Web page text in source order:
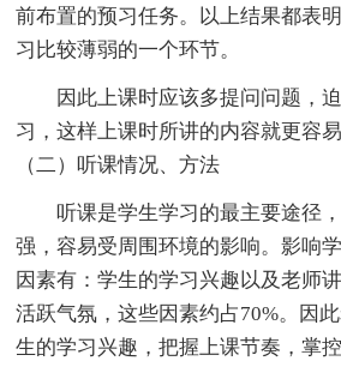
前布置的预习任务。以上结果都表
习比较薄弱的一个环节。
因此上课时应该多提问问题，迫
习，这样上课时所讲的内容就更容易
（二）听课情况、方法
听课是学生学习的最主要途径，
强，容易受周围环境的影响。影响
因素有：学生的学习兴趣以及老师
活跃气氛，这些因素约占70%。因
生的学习兴趣，把握上课节奏，掌